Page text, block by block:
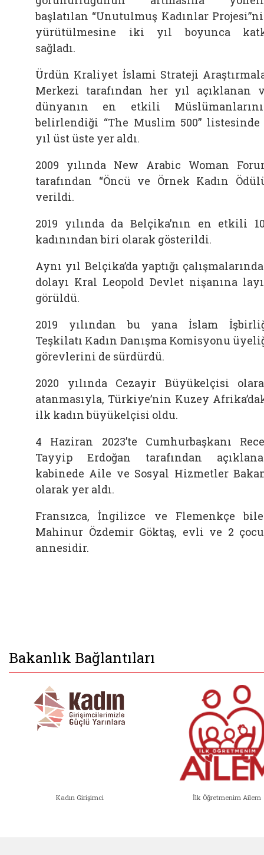
başlatılan “Unutulmuş Kadınlar
yürütülmesine iki yıl boyunca
sağladı.
Ürdün Kraliyet İslami Strateji
Merkezi tarafından her yıl açıklanan
dünyanın en etkili
belirlendiği “The Muslim 500” listesinde
yıl üst üste yer aldı.
2009 yılında New Arabic Woman
tarafından “Öncü ve Örnek Kadın
verildi.
2019 yılında da Belçika’nın en etkili
kadınından biri olarak gösterildi.
Aynı yıl Belçika’da yaptığı
dolayı Kral Leopold Devlet nişanına
görüldü.
2019 yılından bu yana İslam
Teşkilatı Kadın Danışma Komisyonu
görevlerini de sürdürdü.
2020 yılında Cezayir Büyükelçisi
atanmasıyla, Türkiye’nin Kuzey
ilk kadın büyükelçisi oldu.
4 Haziran 2023’te Cumhurbaşkanı
Tayyip Erdoğan tarafından
kabinede Aile ve Sosyal Hizmetler
olarak yer aldı.
Fransızca, İngilizce ve Flemenkçe
Mahinur Özdemir Göktaş, evli ve 2
annesidir.
Bakanlık Bağlantıları
Kadın Girişimci İlk Öğretmenim Ailem